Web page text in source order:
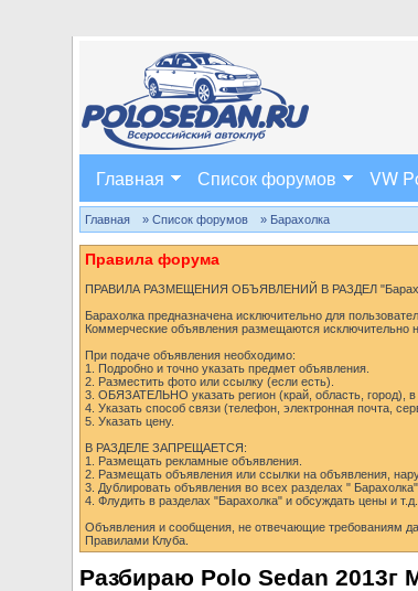
Главная Список форумов VW
Главная » Список форумов » Барахолка
Правила форума
ПРАВИЛА РАЗМЕЩЕНИЯ ОБЪЯВЛЕНИЙ В РАЗДЕЛ
Барахолка предназначена исключительно для
Коммерческие объявления размещаются исключительно
При подаче объявления необходимо:
1. Подробно и точно указать предмет объявления.
2. Разместить фото или ссылку (если есть).
3. ОБЯЗАТЕЛЬНО указать регион (край, область,
4. Указать способ связи (телефон, электронная почта,
5. Указать цену.
В РАЗДЕЛЕ ЗАПРЕЩАЕТСЯ:
1. Размещать рекламные объявления.
2. Размещать объявления или ссылки на объявления,
3. Дублировать объявления во всех разделах "
4. Флудить в разделах "Барахолка" и обсуждать цены и т.д.
Объявления и сообщения, не отвечающие требованиям
Правилами Клуба.
Разбираю Polo Sedan 2013г